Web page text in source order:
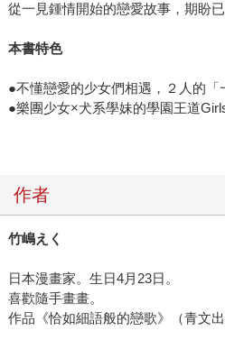
從一見鍾情開始的戀愛故事，期盼已
本書特色
●不懂戀愛的少女們相遇，２人的「
●樂團少女×犬系學妹的學園王道
作者
竹嶋えく
日本漫畫家。生日4月23日。
喜歡隨手畫畫。
作品《恰如細語般的戀歌》（青文出